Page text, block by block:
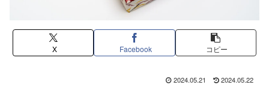
X Facebook コピー
2024.05.21 2024.05.22